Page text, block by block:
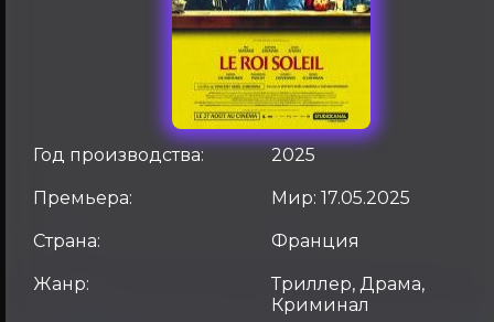
Год производства: 2025
Премьера: Мир: 17.05.2025
Страна: Франция
Жанр:
Триллер, Драма,
Криминал